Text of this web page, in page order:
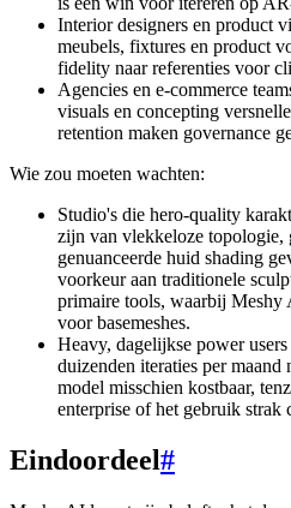
Interior designers en product
meubels, fixtures en product
fidelity naar referenties voor
Agencies en e-commerce
visuals en concepting
retention maken governance
Wie zou moeten wachten:
Studio's die hero-quality
zijn van vlekkeloze topologie,
genuanceerde huid shading
voorkeur aan traditionele
primaire tools, waarbij Meshy
voor basemeshes.
Heavy, dagelijkse power
duizenden iteraties per
model misschien kostbaar,
enterprise of het gebruik strak
Eindoordeel#